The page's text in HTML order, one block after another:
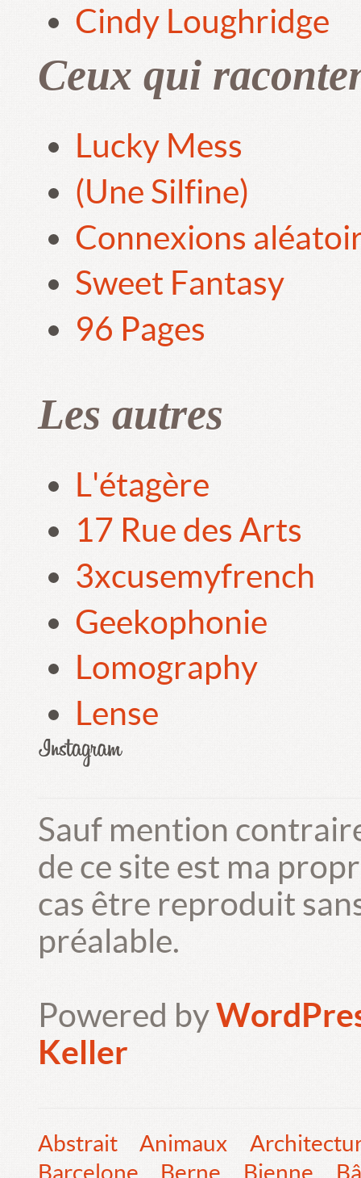
Cindy Loughridge
Ceux qui
Lucky Mess
(Une Silfine)
Connexions
Sweet Fantasy
96 Pages
Les autres
L'étagère
17 Rue des Arts
3xcusemyfrench
Geekophonie
Lomography
Lense
Sauf mention
de ce site est ma
cas être reproduit
préalable.
Powered by
Keller
Abstrait Animaux
Barcelone
Berne Bienne